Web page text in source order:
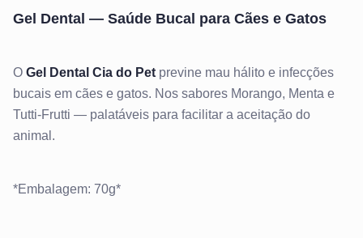
Gel Dental — Saúde Bucal para Cães e Gatos
O Gel Dental Cia do Pet previne mau hálito e infecções
bucais em cães e gatos. Nos sabores Morango, Menta e
Tutti-Frutti — palatáveis para facilitar a aceitação do
animal.
*Embalagem: 70g*